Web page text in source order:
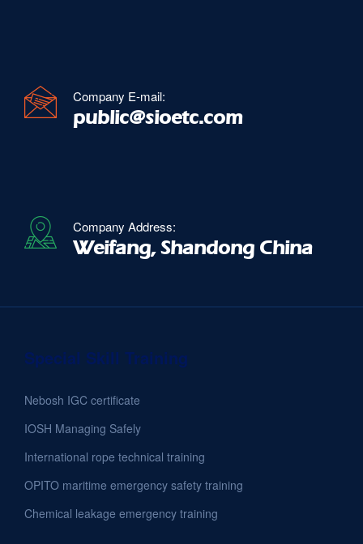
Company E-mail:
public@sioetc.com
Company Address:
Weifang, Shandong China
Special Skill Training
Nebosh IGC certificate
IOSH Managing Safely
International rope technical training
OPITO maritime emergency safety training
Chemical leakage emergency training